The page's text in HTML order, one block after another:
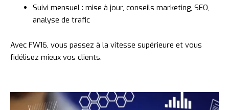
Suivi mensuel : mise à jour, conseils marketing, SEO,
analyse de trafic
Avec FW16, vous passez à la vitesse supérieure et vous
fidélisez mieux vos clients.